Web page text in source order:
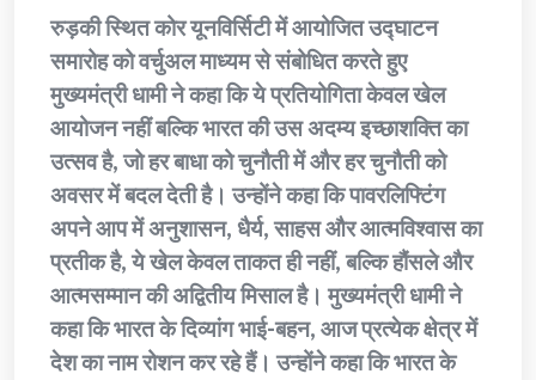
रुड़की स्थित कोर यूनविर्सिटी में आयोजित उद्घाटन
समारोह को वर्चुअल माध्यम से संबोधित करते हुए
मुख्यमंत्री धामी ने कहा कि ये प्रतियोगिता केवल खेल
आयोजन नहीं बल्कि भारत की उस अदम्य इच्छाशक्ति का
उत्सव है, जो हर बाधा को चुनौती में और हर चुनौती को
अवसर में बदल देती है। उन्होंने कहा कि पावरलिफ्टिंग
अपने आप में अनुशासन, धैर्य, साहस और आत्मविश्वास का
प्रतीक है, ये खेल केवल ताकत ही नहीं, बल्कि हौंसले और
आत्मसम्मान की अद्वितीय मिसाल है। मुख्यमंत्री धामी ने
कहा कि भारत के दिव्यांग भाई-बहन, आज प्रत्येक क्षेत्र में
देश का नाम रोशन कर रहे हैं। उन्होंने कहा कि भारत के